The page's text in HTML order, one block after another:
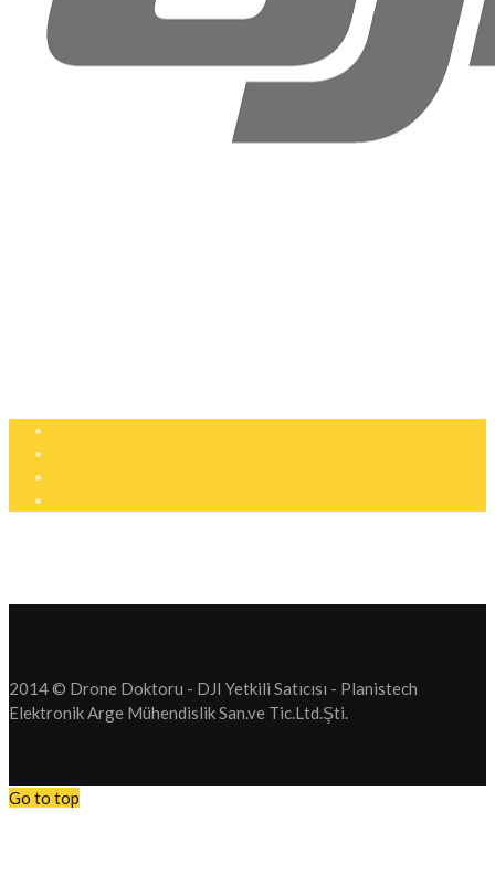
2014 © Drone Doktoru - DJI Yetkili Satıcısı - Planistech
Elektronik Arge Mühendislik San.ve Tic.Ltd.Şti.
Go to top